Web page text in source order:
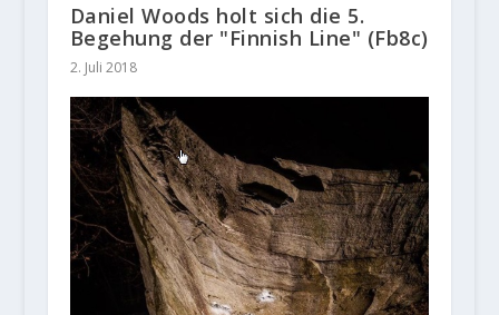
Daniel Woods holt sich die 5.
Begehung der "Finnish Line" (Fb8c)
2. Juli 2018